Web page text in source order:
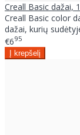
Creall Basic dažai,
Creall Basic color
dažai, kurių
€695